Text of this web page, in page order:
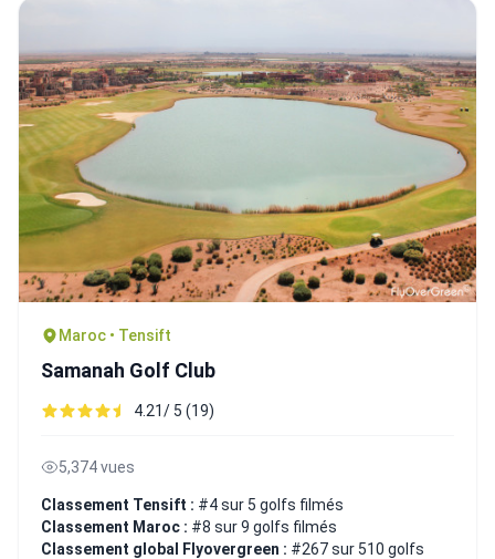
Maroc • Tensift
Samanah Golf Club
4.21/ 5 (19)
5,374 vues
Classement Tensift : #4 sur 5 golfs filmés
Classement Maroc : #8 sur 9 golfs filmés
Classement global Flyovergreen : #267 sur 510 golfs